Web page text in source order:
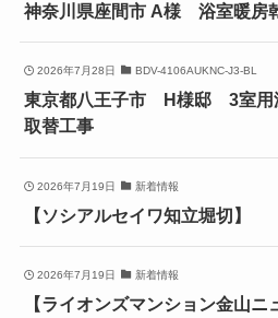
神奈川県座間市 A様 浴室暖房
2026年7月28日 BDV-4106AUKNC-J3-BL
東京都八王子市 H様邸 3室用
取替工事
2026年7月19日 新着情報
【ソシアルセイワ知立堀切】
2026年7月19日 新着情報
【ライオンズマンション金山ニ